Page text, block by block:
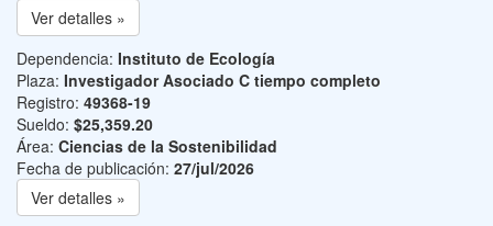
Ver detalles »
Dependencia: Instituto de Ecología
Plaza: Investigador Asociado C tiempo completo
Registro: 49368-19
Sueldo: $25,359.20
Área: Ciencias de la Sostenibilidad
Fecha de publicación: 27/jul/2026
Ver detalles »